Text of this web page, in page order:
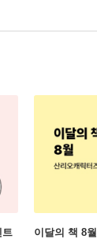
트
이달의 책 8